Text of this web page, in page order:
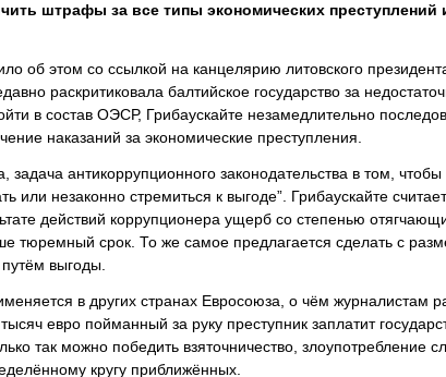
штрафы за все типы экономических
об этом со ссылкой на канцелярию литовского
раскритиковала балтийское государство за
в состав ОЭСР, Грибаускайте незамедлительно
наказаний за экономические преступления.
задача антикоррупционного законодательства в том,
или незаконно стремиться к выгоде”. Грибаускайте
действий коррупционера ущерб со степенью
тюремный срок. То же самое предлагается сделать с
выгоды.
в других странах Евросоюза, о чём журналистам
тысяч евро пойманный за руку преступник заплатит
так можно победить взяточничество,
кругу приближённых.